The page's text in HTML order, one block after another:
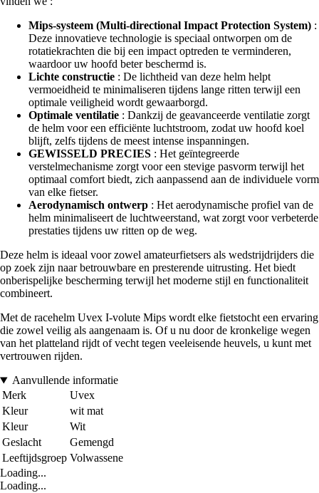
Mips-systeem (Multi-directional Impact Protection System) :
Deze innovatieve technologie is speciaal ontworpen om de
rotatiekrachten die bij een impact optreden te verminderen,
waardoor uw hoofd beter beschermd is.
Lichte constructie : De lichtheid van deze helm helpt
vermoeidheid te minimaliseren tijdens lange ritten terwijl een
optimale veiligheid wordt gewaarborgd.
Optimale ventilatie : Dankzij de geavanceerde ventilatie zorgt
de helm voor een efficiënte luchtstroom, zodat uw hoofd koel
blijft, zelfs tijdens de meest intense inspanningen.
GEWISSELD PRECIES : Het geïntegreerde
verstelmechanisme zorgt voor een stevige pasvorm terwijl het
optimaal comfort biedt, zich aanpassend aan de individuele vorm
van elke fietser.
Aerodynamisch ontwerp : Het aerodynamische profiel van de
helm minimaliseert de luchtweerstand, wat zorgt voor verbeterde
prestaties tijdens uw ritten op de weg.
Deze helm is ideaal voor zowel amateurfietsers als wedstrijdrijders die
op zoek zijn naar betrouwbare en presterende uitrusting. Het biedt
onberispelijke bescherming terwijl het moderne stijl en functionaliteit
combineert.
Met de racehelm Uvex I-volute Mips wordt elke fietstocht een ervaring
die zowel veilig als aangenaam is. Of u nu door de kronkelige wegen
van het platteland rijdt of vecht tegen veeleisende heuvels, u kunt met
vertrouwen rijden.
Aanvullende informatie
Merk
Uvex
Kleur
wit mat
Kleur
Wit
Geslacht
Gemengd
Leeftijdsgroep Volwassene
Loading...
Loading...